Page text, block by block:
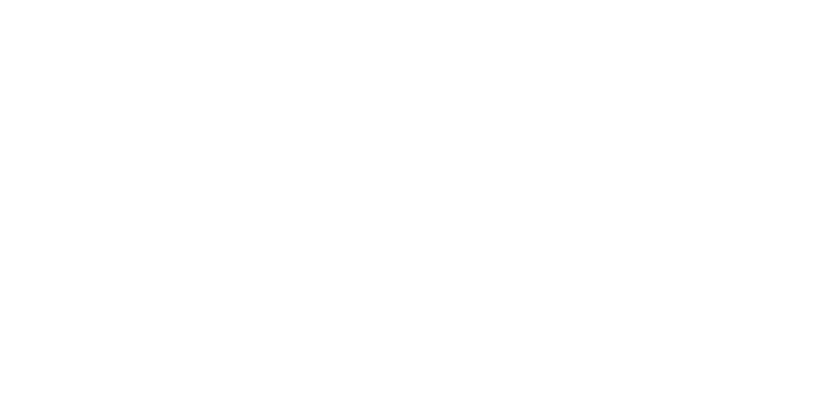
per aziende e strutture
adatto ad attività con consumi concentrati durante il giorno: negozi, palestre, uffici, laboratori,
tecnico deriva dall’autoconsumo immediato, che riduce il prelievo di energia nelle fasce
inverter e componenti accessori, come morsetti, cavi fotovoltaici e ottimizzatori Huawei Smart
corretta non si sceglie in base al numero di pannelli, ma partendo da tre dati: consumo annuo in
realmente utilizzabile.